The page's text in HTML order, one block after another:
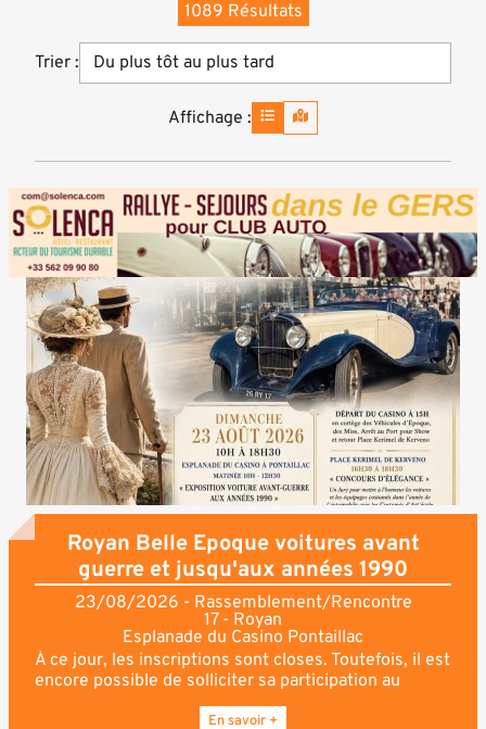
Trier :
1089 Résultats
Affichage :
Royan Belle Epoque voitures avant
guerre et jusqu'aux années 1990
23/08/2026 - Rassemblement/Rencontre
17 - Royan
Esplanade du Casino Pontaillac
À ce jour, les inscriptions sont closes. Toutefois, il est
encore possible de solliciter sa participation au
circuit automobile de l’après-midi et de se présenter,
pour ceux qui le souhaitent, au concours d’élégance,
En savoir +